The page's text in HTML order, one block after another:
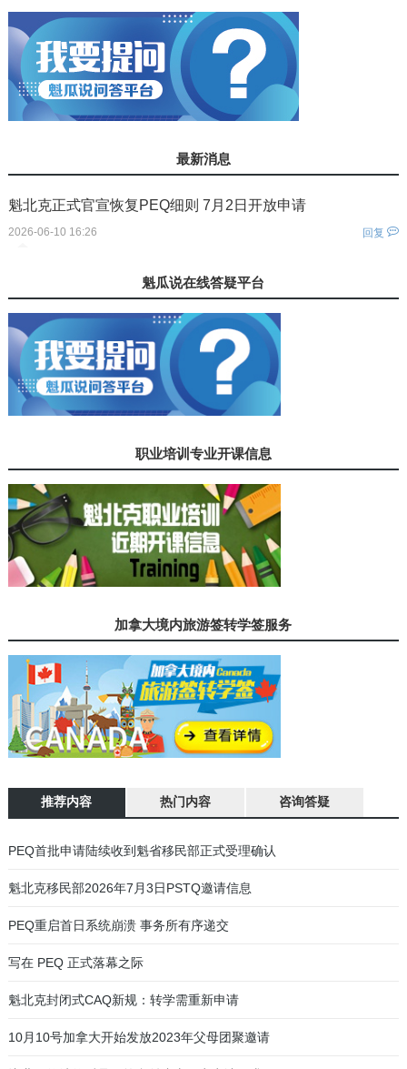
最新消息
魁北克正式官宣恢复PEQ细则 7月2日开放申请
2026-06-10 16:26
回复
魁瓜说在线答疑平台
职业培训专业开课信息
加拿大境内旅游签转学签服务
推荐内容 热门内容 咨询答疑
01 加拿大魁北克省蒙特利尔驾照笔试、路考流程说明
02 魁瓜之家年终巨献：魁北克法语面试音频指导
03 有关近期PEQ申请人收到延期信和面试信的通知
04 魁北克移民部今日公布经验类移民PEQ新政
05 魁省PEQ及技术移民联邦阶段申请进度统计
06 PEQ魁北克经验类快速移民通道